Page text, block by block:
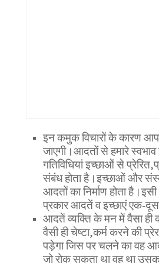
इन कमुक विचारों के कारण आप
जाएगी।आदतों से हमारे स्वभाव
गतिविधियां इच्छाओं से
संबंध होता है।इच्छाओं और
आदतों का निर्माण होता
प्रकार आदतें व इच्छाएं एक-
आदतें व्यक्ति के मन में वैसा ही
वैसी ही चेष्टा,कर्म करने की
पड़ेगा जिस पर चलने का वह
जो रोक सकता था वह था